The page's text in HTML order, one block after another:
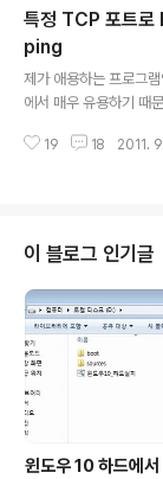
많이 잡아먹나 확인하
게 없습니다. 도대체
메모리 사용률이 높은
터를 확인해봐도 별로
도우 서버를 다룬다면
특정 TCP 포트
ping
제가 애용하는 프로그
에서 매우 유용하기 때
다. 그런데 윈도우 서버
에서 B 서버로 특정 포
우 사용하시면 매우 편
서 점검해보는 경우도
우 명령어처럼 수시로
p://www.elifu..
19 18 2011.
이 블로그 인기글
윈도우 10 하드에서